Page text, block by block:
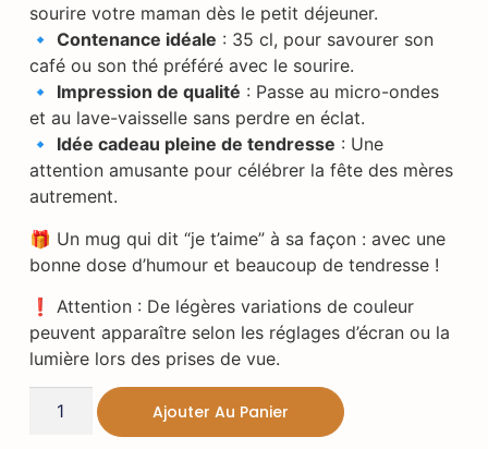
sourire votre maman dès le petit déjeuner.
🔹 Contenance idéale : 35 cl, pour savourer son
café ou son thé préféré avec le sourire.
🔹 Impression de qualité : Passe au micro-ondes
et au lave-vaisselle sans perdre en éclat.
🔹 Idée cadeau pleine de tendresse : Une
attention amusante pour célébrer la fête des mères
autrement.
🎁 Un mug qui dit “je t’aime” à sa façon : avec une
bonne dose d’humour et beaucoup de tendresse !
❗ Attention : De légères variations de couleur
peuvent apparaître selon les réglages d’écran ou la
lumière lors des prises de vue.
Ajouter Au Panier